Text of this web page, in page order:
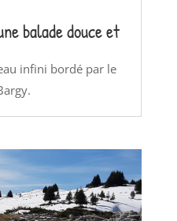
balade douce et
infini bordé par le